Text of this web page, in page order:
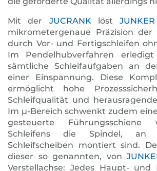
Mit der JUCRANKlöstJUNKER
mikrometergenaue Präzision der
durch Vor- und Fertigschleifen
Im Pendelhubverfahren
sämtliche Schleifaufgaben an
einer Einspannung. Diese
ermöglicht hohe
Schleifqualität und
Im µ-Bereich schwenkt zudem
gesteuerte Führungsschiene
Schleifens die Spindel, an
Schleifscheiben montiert sind.
dieser so genannten, von
Verstellachse: Jedes Haupt- und